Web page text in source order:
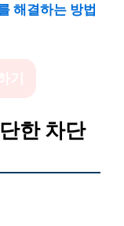
해결하는 방법
한 차단